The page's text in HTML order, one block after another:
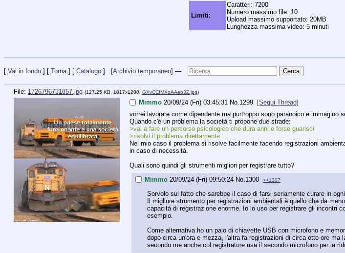
Limiti:
Caratteri: 7200
Numero massimo file: 10
Upload massimo supportato: 20MB
Lunghezza massima video: 5 minuti
[ Vai in fondo ] [ Torna ] [ Catalogo ] [Archivio temporaneo] —
File: 1726796731857.jpg (127.25 KB, 1017x1200, GXvCCfMXoAAeb3Z.jpg)
Mimmo 20/09/24 (Fri) 03:45:31 No. 1299 [Segui Thread]
vorrei lavorare come dipendente ma purtroppo sono paranoico e immagino
Quando c'è un problema la società ti propone due strade:
>vai a fare un percorso psicologico che dura anni e forse guarisci
>risolvi il problema direttamente
Nel mio caso il problema si risolve facilmente facendo registrazioni
in caso di necessità.
Quali sono quindi gli strumenti migliori per registrare tutto?
Mimmo 20/09/24 (Fri) 09:50:24 No.1300 >>1307
Sorvolo sul fatto che sarebbe il caso di farsi seriamente curare in
Il migliore strumento per registrazioni ambientali è quello che da
capacità di registrazione enorme. Io lo uso per registrare gli incontri
esempio.
Come alternativa ho un paio di chiavette USB con microfono e
dopo circa un'ora e mezza, l'altra fa registrazioni di circa otto ore
secondo me anche col registratore usa il secondo microfono per la